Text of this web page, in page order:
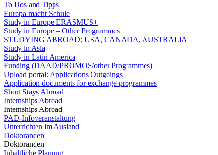
To Dos and Tipps
Europa macht Schule
Study in Europe ERASMUS+
Study in Europe – Other Programmes
STUDYING ABROAD: USA, CANADA, AUSTRALIA
Study in Asia
Study in Latin America
Funding (DAAD/PROMOS/other Programmes)
Upload portal: Applications Outgoings
Application documents for exchange programmes
Short Stays Abroad
Internships Abroad
Internships Abroad
PAD-Infoveranstaltung
Unterrichten im Ausland
Doktoranden
Doktoranden
Inhaltliche Planung